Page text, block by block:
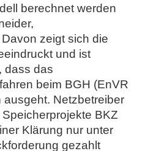
berechnet werden
Davon zeigt sich die
und ist
dass das
beim BGH (EnVR
Netzbetreiber
BKZ
Klärung nur unter
gezahlt